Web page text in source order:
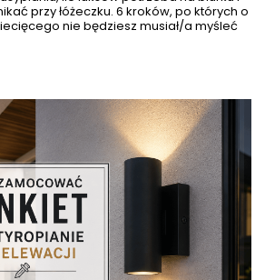
przy łóżeczku. 6 kroków, po których o
nie będziesz musiał/a myśleć